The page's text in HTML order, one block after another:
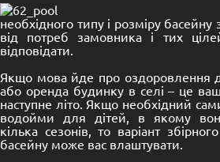
необхідного типу і розміру
від потреб замовника і тих
відповідати.
Якщо мова йде про оздоровлення
або оренда будинку в селі – це
наступне літо. Якщо необхідний
водойми для дітей, в якому
кілька сезонів, то варіант
басейну може вас влаштувати.